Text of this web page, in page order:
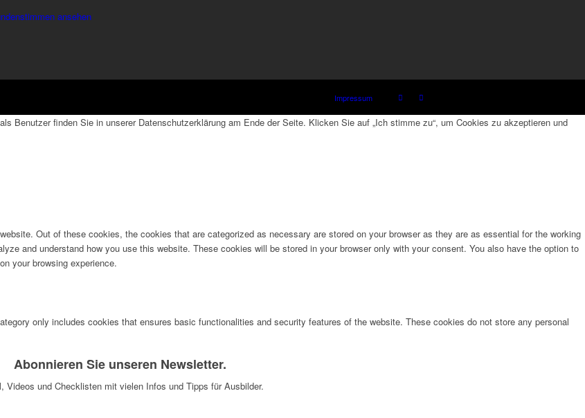
ansehen
Impressum
Benutzer finden Sie in unserer Datenschutzerklärung am Ende der Seite. Klicken Sie auf „Ich stimme zu“, um Cookies zu akzeptieren und
Out of these cookies, the cookies that are categorized as necessary are stored on your browser as they are as essential for the working
and understand how you use this website. These cookies will be stored in your browser only with your consent. You also have the option to
your browsing experience.
only includes cookies that ensures basic functionalities and security features of the website. These cookies do not store any personal
Abonnieren Sie unseren Newsletter.
Videos und Checklisten mit vielen Infos und Tipps für Ausbilder.